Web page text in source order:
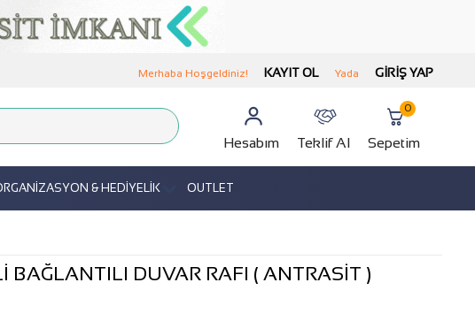
Merhaba Hoşgeldiniz! KAYIT OL Yada GIRIŞ YAP
Hesabım Teklif Al Sepetim
0
& HEDİYELİK OUTLET
BAĞLANTILI DUVAR RAFI ( ANTRASİT )